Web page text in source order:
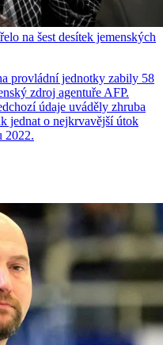
na šest desítek jemenských
provládní jednotky zabily 58
zdroj agentuře AFP.
údaje uváděly zhruba
jednat o nejkrvavější útok
2022.